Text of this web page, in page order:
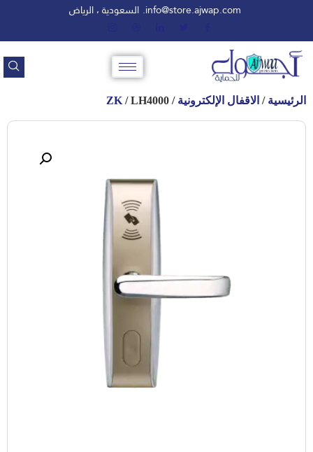
info@store.ajwap.com. السعودية ، الرياض
الرئيسية / الاقفال الإلكترونية /
ZK / LH4000